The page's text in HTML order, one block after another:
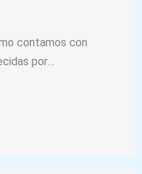
contamos con
por…